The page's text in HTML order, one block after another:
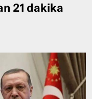
21 dakika